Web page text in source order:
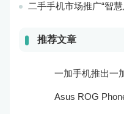
二手手机市场推广“智慧服务”计
推荐文章